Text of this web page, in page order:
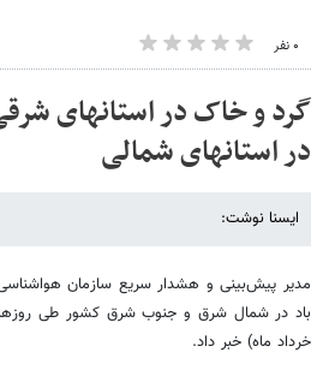
۰ نفر
گرد و خاک در استانهای
در استانهای شمالی
ایسنا نوشت:
مدیر پیش‌بینی و هشدار سریع سازمان
خرداد ماه) خبر داد.